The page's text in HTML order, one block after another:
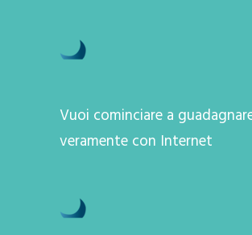
Vuoi cominciare a
veramente con Internet